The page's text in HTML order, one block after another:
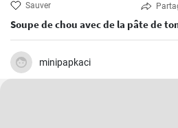
Sauver
Soupe de chou avec de la pâte de
minipapkaci